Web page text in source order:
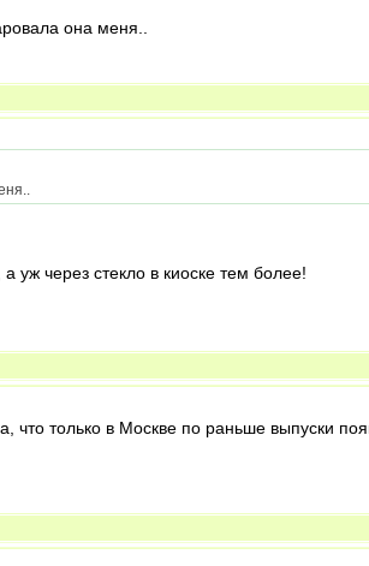
она меня..
уж через стекло в киоске тем более!
что только в Москве по раньше выпуски